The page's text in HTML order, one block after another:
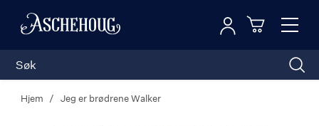
Toggle
Logg inn
Hjem Jeg er brødrene Walker